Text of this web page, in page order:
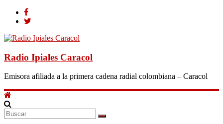
Radio Ipiales Caracol
Emisora afiliada a la primera cadena radial colombiana – Caracol